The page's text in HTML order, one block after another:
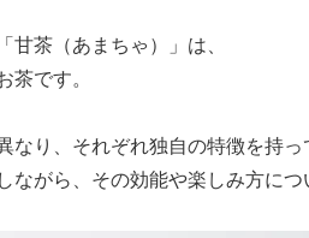
甘茶（あまちゃ）」は、
茶です。
なり、それぞれ独自の特徴を持っ
ながら、その効能や楽しみ方につ